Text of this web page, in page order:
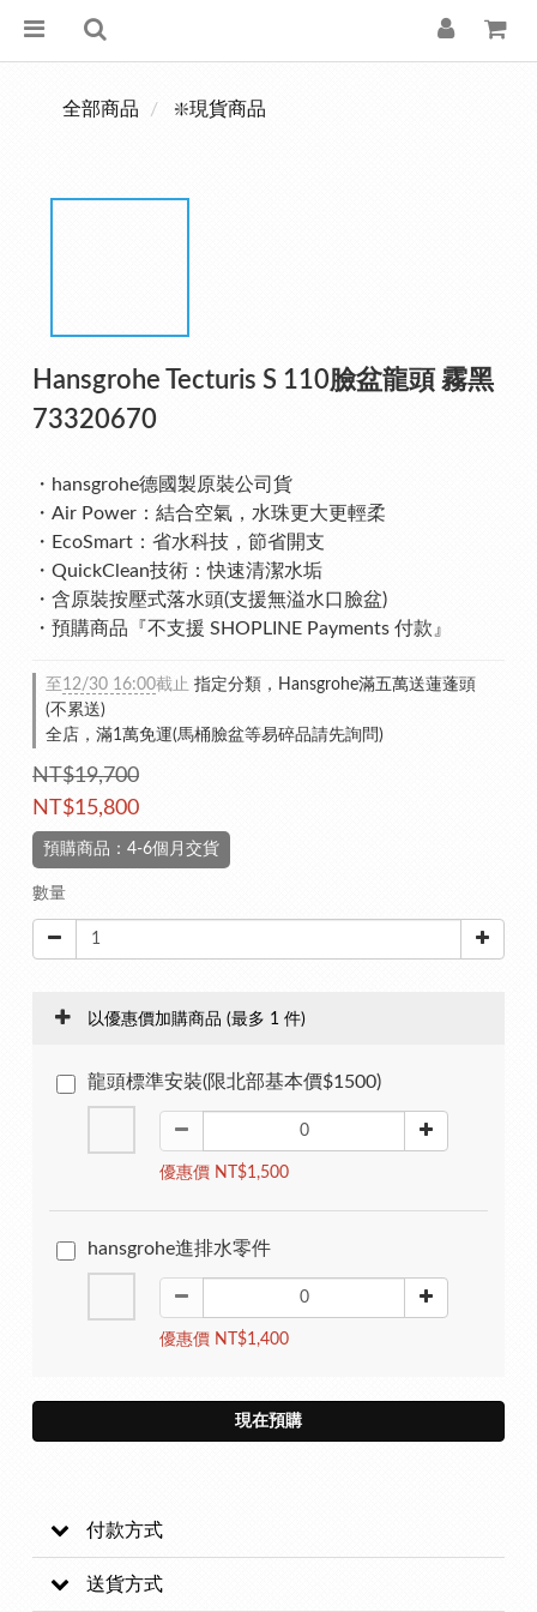
全部商品 ❇️現貨商品
Hansgrohe Tecturis S 110臉盆龍頭 霧黑
73320670
・hansgrohe德國製原裝公司貨
・Air Power：結合空氣，水珠更大更輕柔
・EcoSmart：省水科技，節省開支
・QuickClean技術：快速清潔水垢
・含原裝按壓式落水頭(支援無溢水口臉盆)
・預購商品『不支援 SHOPLINE Payments 付款』
至 12/30 16:00截止 指定分類，Hansgrohe滿五萬送蓮蓬頭
(不累送)
全店，滿1萬免運(馬桶臉盆等易碎品請先詢問)
NT$19,700
NT$15,800
預購商品：4-6個月交貨
數量
以優惠價加購商品 (最多 1 件)
龍頭標準安裝(限北部基本價$1500)
優惠價 NT$1,500
hansgrohe進排水零件
優惠價 NT$1,400
現在預購
付款方式
送貨方式